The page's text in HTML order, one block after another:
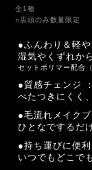
全1種
○店頭のみ数量限定
●ふんわり＆軽
湿気やくずれか
セットポリマー配合
●質感チェンジ ：
べたつきにくく
●毛流れメイクブ
ひとなでするだ
●持ち運びに便
いつでもどこで